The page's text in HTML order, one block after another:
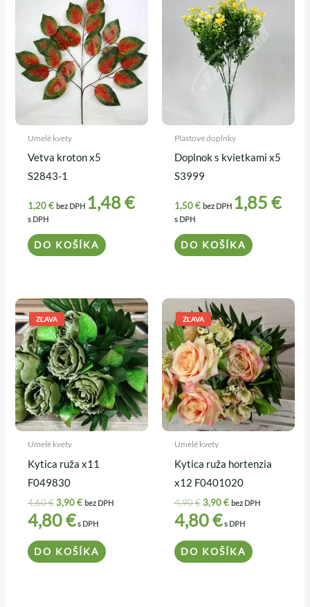
Umelé kvety
Vetva kroton x5
S2843-1
1,20€ bez DPH 1,48€
s DPH
DO KOŠÍKA
Plastové doplnky
Doplnok s kvietkami x5
S3999
1,50€ bez DPH 1,85 €
s DPH
DO KOŠÍKA
ZĽAVA
Umelé kvety
Kytica ruža x11
F049830
4,60€
Pôvodná
cena
bola:
4,60 €.
3,90€
Aktuálna
cena
je:
3,90 €.
bez DPH
4,80€s DPH
DO KOŠÍKA
ZĽAVA
Umelé kvety
Kytica ruža hortenzia
x12 F0401020
4,90€
Pôvodná
cena
bola:
4,90 €.
3,90€
Aktuálna
cena
je:
3,90 €.
bez DPH
4,80€s DPH
DO KOŠÍKA